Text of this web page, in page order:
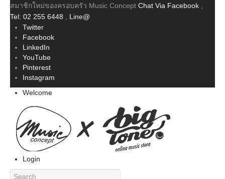
สมาชิกใหม่ของครอบครัว Music Concept Chat Via Facebook
Tel: 02 255 6448
Line@
Twitter
Facebook
LinkedIn
YouTube
Pinterest
Instagram
Welcome
Login